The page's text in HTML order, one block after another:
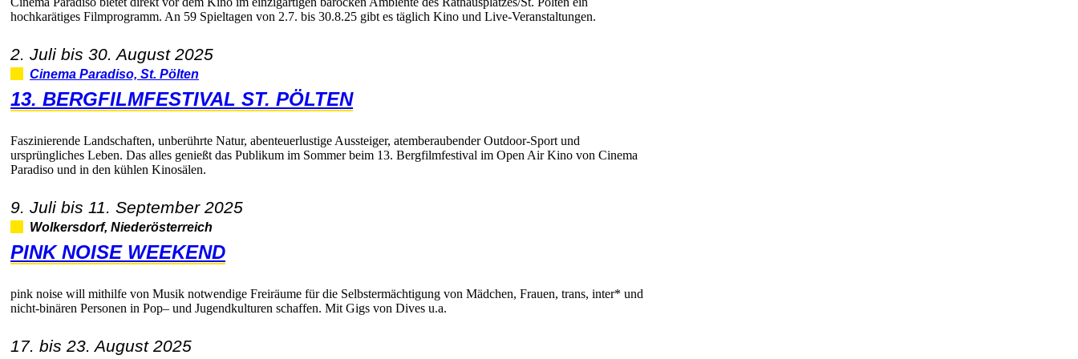
hochkarätigesFilmprogramm.An59Spieltagenvon2.7.bis30.8.25gibtestäglichKinoundLive-Veranstaltungen.
2.Julibis30.August2025
CinemaParadiso,St.Pölten
13.BERGFILMFESTIVALST.PÖLTEN
FaszinierendeLandschaften,unberührteNatur,abenteuerlustigeAussteiger,atemberaubenderOutdoor-Sportund
ursprünglichesLeben.DasallesgenießtdasPublikumimSommerbeim13.BergfilmfestivalimOpenAirKinovonCinema
ParadisoundindenkühlenKinosälen.
9.Julibis11.September2025
Wolkersdorf,Niederösterreich
PINKNOISEWEEKEND
pinknoisewillmithilfevonMusiknotwendigeFreiräumefürdieSelbstermächtigungvonMädchen,Frauen,trans,inter*und
nicht-binärenPersoneninPop–undJugendkulturenschaffen.MitGigsvonDivesu.a.
17.bis23.August2025